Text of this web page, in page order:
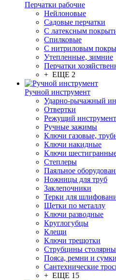
Перчатки рабочие
Нейлоновые
Садовые перчатки
С латексным
Cпилковые
С нитриловым
Утепленные, зимние
Перчатки
+ ЕЩЕ 2
Ручной инструмент
Ударно-рычажный
Отвертки
Режущий инструмент
Ручные зажимы
Ключи газовые,
Ключи накидные
Ключи
Степлеры
Паяльное
Ножницы для труб
Заклепочники
Терки для
Щетки по металлу
Ключи разводные
Круглогубцы
Клещи
Ключи трещотки
Струбцины
Пояса, ремни и
Сантехнические
+ ЕЩЕ 15